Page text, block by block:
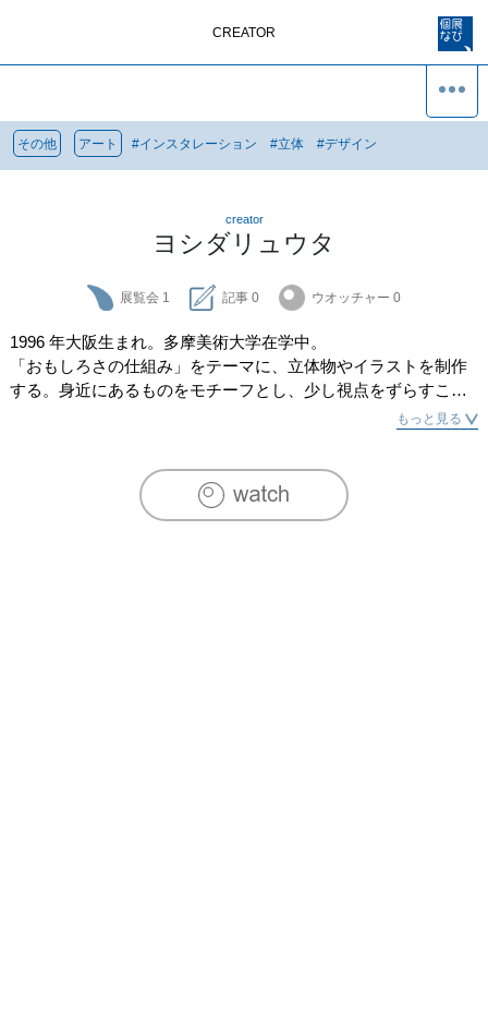
CREATOR
その他 アート #インスタレーション #立体 #デザイン
creator
ヨシダリュウタ
展覧会 1 記事 0 ウオッチャー 0
1996 年大阪生まれ。多摩美術大学在学中。
「おもしろさの仕組み」をテーマに、立体物やイラストを制作
する。身近にあるものをモチーフとし、少し視点をずらすこと
もっと見る